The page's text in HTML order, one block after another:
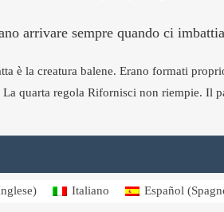
arrivare sempre quando ci
è la creatura balene. Erano formati
quarta regola Rifornisci non riempie. Il
) Italiano Español(